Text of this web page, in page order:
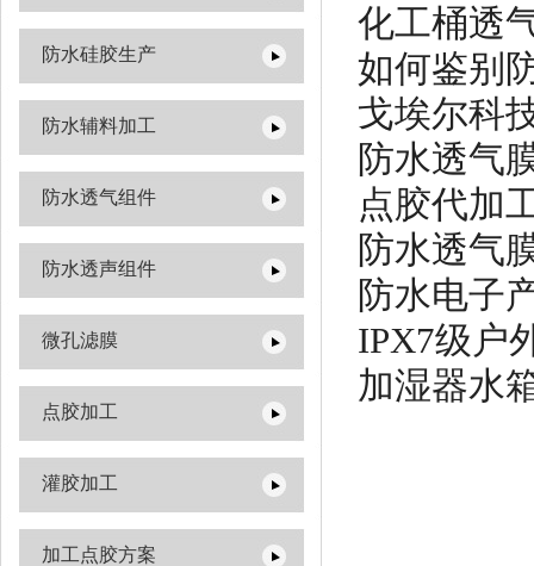
防水硅胶生产
防水辅料加工
防水透气组件
防水透声组件
微孔滤膜
点胶加工
灌胶加工
加工点胶方案
化工桶透
如何鉴别
戈埃尔科
防水透气
点胶代加
防水透气
防水电子
IPX7级户
加湿器水